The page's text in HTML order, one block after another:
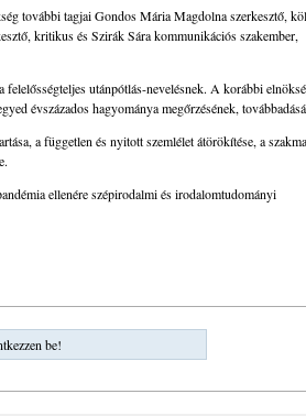
további tagjai Gondos Mária Magdolna szerkesztő,
kritikus és Szirák Sára kommunikációs szakember,
utánpótlás-nevelésnek. A korábbi
évszázados hagyománya megőrzésének,
a független és nyitott szemlélet átörökítése, a
ellenére szépirodalmi és irodalomtudományi
be!